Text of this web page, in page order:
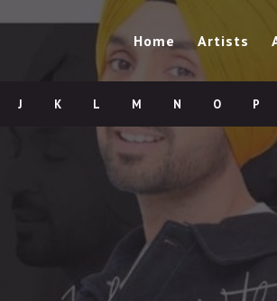
Home Artists
J K L M N O P